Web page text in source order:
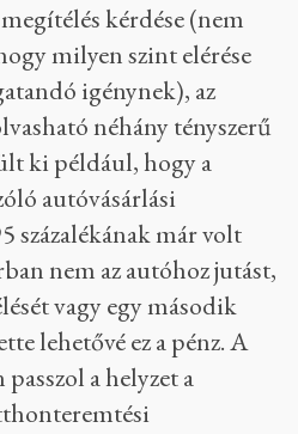
kérdése (nem
milyen szint elérése
igénynek), az
néhány tényszerű
ki például, hogy a
autóvásárlási
százalékának már volt
nem az autóhoz jutást,
vagy egy második
lehetővé ez a pénz. A
a helyzet a